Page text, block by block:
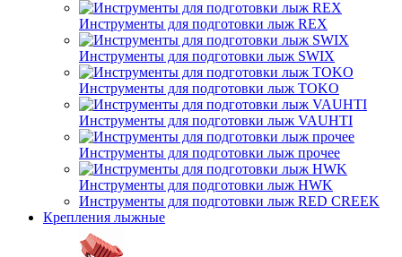
Инструменты для подготовки лыж REX
Инструменты для подготовки лыж SWIX
Инструменты для подготовки лыж TOKO
Инструменты для подготовки лыж VAUHTI
Инструменты для подготовки лыж прочее
Инструменты для подготовки лыж HWK
Инструменты для подготовки лыж RED CREEK
Крепления лыжные